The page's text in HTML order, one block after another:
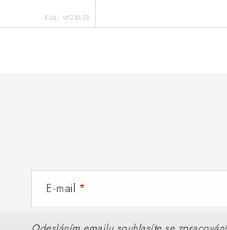
Kód: W2483S
E-mail